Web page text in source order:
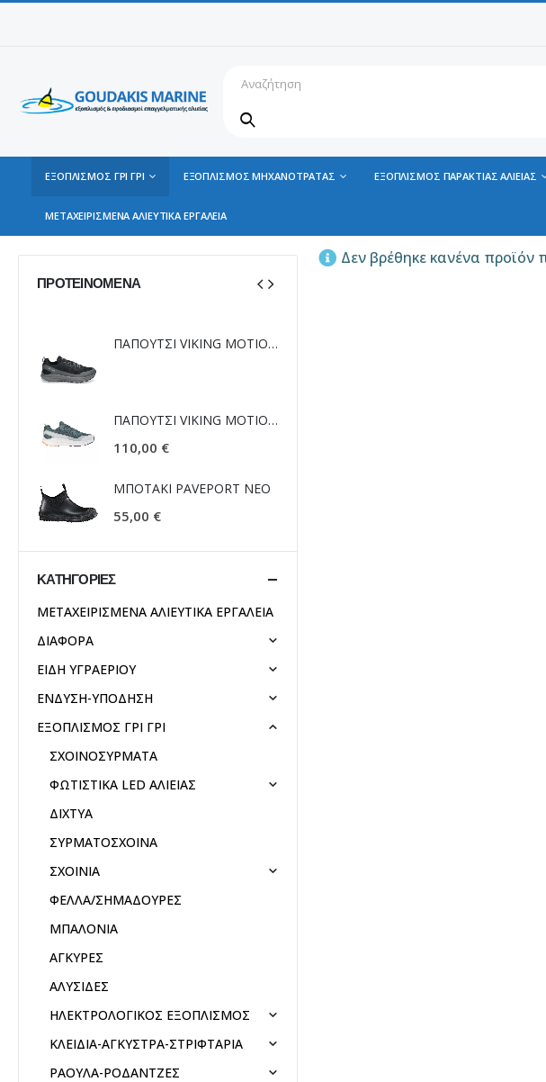
ΕΞΟΠΛΙΣΜΟΣ ΓΡΙ ΓΡΙ ΕΞΟΠΛΙΣΜΟΣ ΜΗΧΑΝΟΤΡΑΤΑΣ ΕΞΟΠΛΙΣΜΟΣ ΠΑΡΑΚΤΙΑΣ ΑΛΙΕΙΑΣ
ΜΕΤΑΧΕΙΡΙΣΜΕΝΑ ΑΛΙΕΥΤΙΚΑ ΕΡΓΑΛΕΙΑ
Δεν βρέθηκε κανένα προϊόν
ΠΡΟΤΕΙΝΌΜΕΝΑ
ΠΑΠΟΥΤΣΙ VIKING MOTION LOW GTX BLACK/CHARCOAL
ΠΑΠΟΥΤΣΙ VIKING MOTION LOW GTX GREY/NAVY
110,00 €
ΜΠΟΤΑΚΙ PAVEPORT NEO
55,00 €
ΚΑΤΗΓΟΡΊΕΣ
ΜΕΤΑΧΕΙΡΙΣΜΕΝΑ ΑΛΙΕΥΤΙΚΑ ΕΡΓΑΛΕΙΑ
ΔΙΑΦΟΡΑ
ΕΙΔΗ ΥΓΡΑΕΡΙΟΥ
ΕΝΔΥΣΗ-ΥΠΟΔΗΣΗ
ΕΞΟΠΛΙΣΜΟΣ ΓΡΙ ΓΡΙ
ΣΧΟΙΝΟΣΥΡΜΑΤΑ
ΦΩΤΙΣΤΙΚΑ LED ΑΛΙΕΙΑΣ
ΔΙΧΤΥΑ
ΣΥΡΜΑΤΟΣΧΟΙΝΑ
ΣΧΟΙΝΙΑ
ΦΕΛΛΑ/ΣΗΜΑΔΟΥΡΕΣ
ΜΠΑΛΟΝΙΑ
ΑΓΚΥΡΕΣ
ΑΛΥΣΙΔΕΣ
ΗΛΕΚΤΡΟΛΟΓΙΚΟΣ ΕΞΟΠΛΙΣΜΟΣ
ΚΛΕΙΔΙΑ-ΑΓΚΥΣΤΡΑ-ΣΤΡΙΦΤΑΡΙΑ
ΡΑΟΥΛΑ-ΡΟΔΑΝΤΖΕΣ